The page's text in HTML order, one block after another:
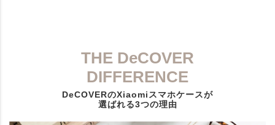
THE DeCOVER
DIFFERENCE
DeCOVERのXiaomiスマホケースが
選ばれる3つの理由